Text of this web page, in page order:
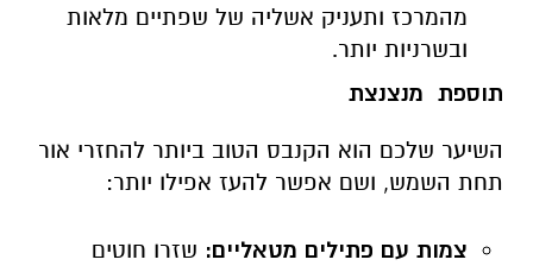
מהמרכז ותעניק אשליה של שפתיים מלאות
ובשרניות יותר.
תוספת מנצנצת
השיער שלכם הוא הקנבס הטוב ביותר להחזרי אור
תחת השמש, ושם אפשר להעז אפילו יותר:
צמות עם פתילים מטאליים: שזרו חוטים